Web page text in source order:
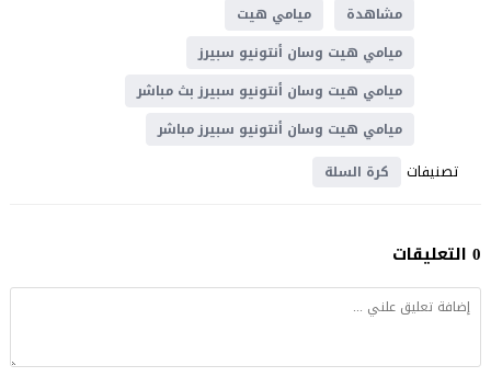
مشاهدة
ميامي هيت
ميامي هيت وسان أنتونيو سبيرز
ميامي هيت وسان أنتونيو سبيرز بث مباشر
ميامي هيت وسان أنتونيو سبيرز مباشر
تصنيفات كرة السلة
0 التعليقات